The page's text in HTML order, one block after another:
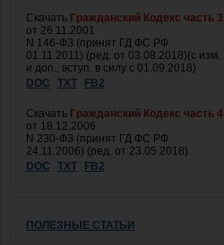
Скачать Гражданский Кодекс часть 3
от 26.11.2001
N 146-ФЗ (принят ГД ФС РФ
01.11.2011) (ред. от 03.08.2018)(с изм.
и доп., вступ. в силу с 01.09.2018)
DOC
TXT FB2
Скачать Гражданский Кодекс часть 4
от 18.12.2006
N 230-ФЗ (принят ГД ФС РФ
24.11.2006) (ред. от 23.05.2018)
DOC
TXT FB2
ПОЛЕЗНЫЕ СТАТЬИ